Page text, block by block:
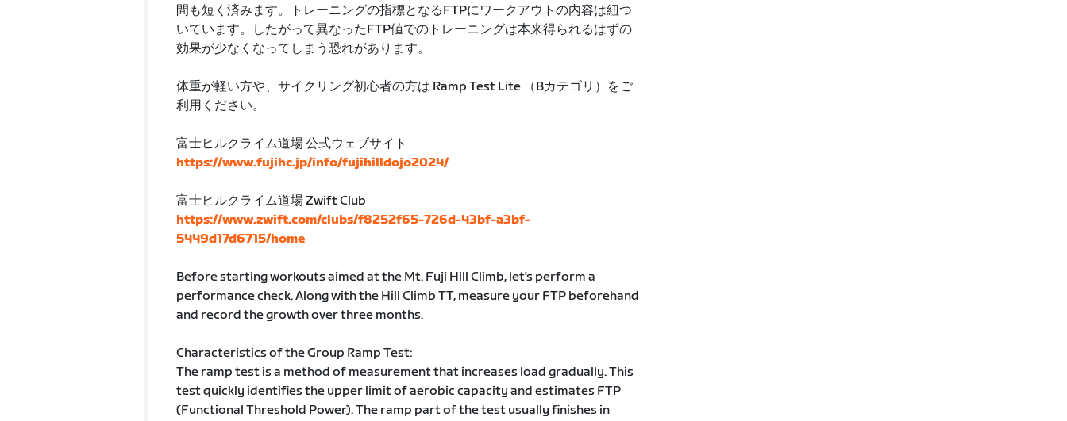
間も短く済みます。トレーニングの指標となるFTPにワークアウトの内容は紐つ
いています。したがって異なったFTP値でのトレーニングは本来得られるはずの
効果が少なくなってしまう恐れがあります。
体重が軽い方や、サイクリング初心者の方は Ramp Test Lite （Bカテゴリ）をご
利用ください。
富士ヒルクライム道場 公式ウェブサイト
https://www.fujihc.jp/info/fujihilldojo2024/
富士ヒルクライム道場 Zwift Club
https://www.zwift.com/clubs/f8252f65-726d-43bf-a3bf-
5449d17d6715/home
Before starting workouts aimed at the Mt. Fuji Hill Climb, let's perform a
performance check. Along with the Hill Climb TT, measure your FTP beforehand
and record the growth over three months.
Characteristics of the Group Ramp Test:
The ramp test is a method of measurement that increases load gradually. This
test quickly identifies the upper limit of aerobic capacity and estimates FTP
(Functional Threshold Power). The ramp part of the test usually finishes in